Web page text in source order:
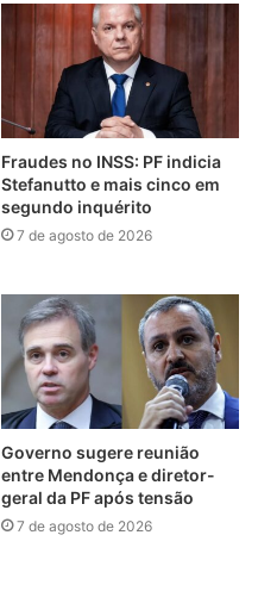
Fraudes no INSS: PF indicia
Stefanutto e mais cinco em
segundo inquérito
7 de agosto de 2026
Governo sugere reunião
entre Mendonça e diretor-
geral da PF após tensão
7 de agosto de 2026